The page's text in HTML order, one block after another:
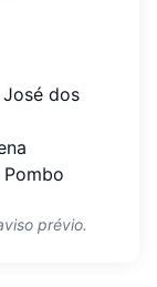
dos
prévio.